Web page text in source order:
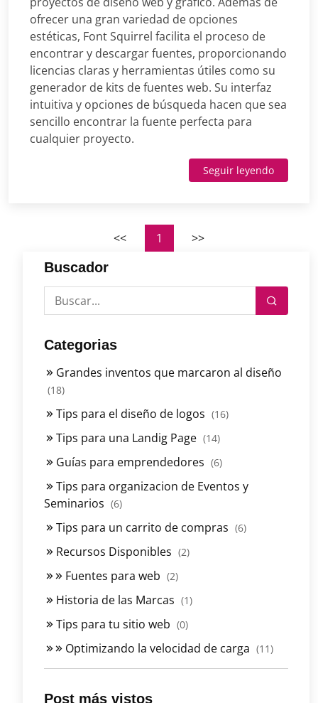
Buscador
Categorias
Grandes inventos que marcaron al diseño
(18)
Tips para el diseño de logos (16)
Tips para una Landig Page (14)
Guías para emprendedores (6)
Tips para organizacion de Eventos y
Seminarios (6)
Tips para un carrito de compras (6)
Recursos Disponibles (2)
Fuentes para web (2)
Historia de las Marcas (1)
Tips para tu sitio web (0)
Optimizando la velocidad de carga (11)
Post más vistos
ofrecer una gran variedad de opciones
estéticas, Font Squirrel facilita el proceso de
encontrar y descargar fuentes, proporcionando
licencias claras y herramientas útiles como su
generador de kits de fuentes web. Su interfaz
intuitiva y opciones de búsqueda hacen que sea
sencillo encontrar la fuente perfecta para
cualquier proyecto.
Seguir leyendo
<< 1 >>